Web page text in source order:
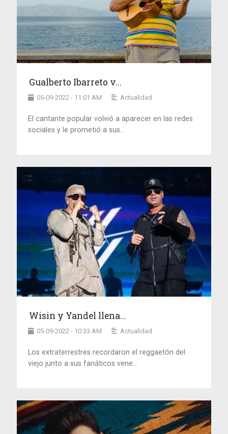
Gualberto Ibarreto v...
05-09-2022 - 11:01 AM Actualidad
El cantante popular volvió a aparecer en las redes
sociales y le prometió a sus...
Wisin y Yandel llena...
05-09-2022 - 10:33 AM Actualidad
Los extraterrestres recordaron el reggaetón del
viejo junto a sus fanáticos vene...